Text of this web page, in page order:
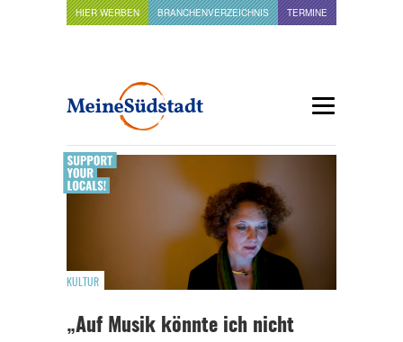
HIER WERBEN BRANCHENVERZEICHNIS TERMINE
KULTUR
„Auf Musik könnte ich nicht